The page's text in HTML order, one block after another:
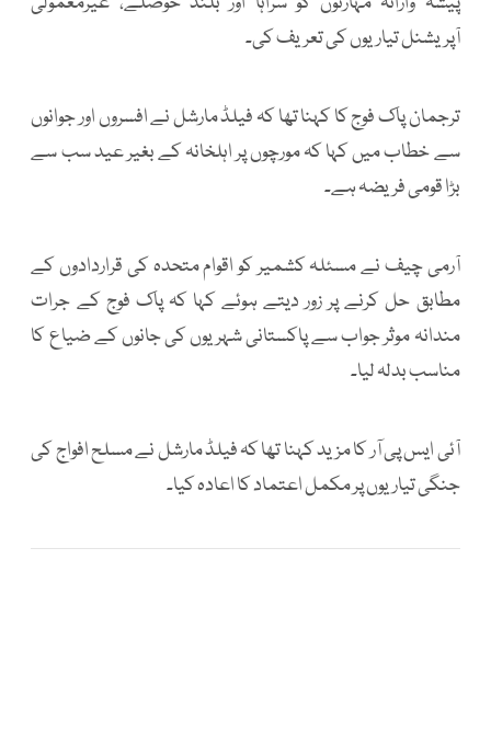
آپریشنل تیاریوں کی تعریف کی۔
ترجمان پاک فوج کا کہنا تھا کہ فیلڈ مارشل نے افسروں اور جوانوں
سے خطاب میں کہا کہ مورچوں پر اہلخانہ کے بغیر عید سب سے
بڑا قومی فریضہ ہے۔
آرمی چیف نے مسئلہ کشمیر کو اقوام متحدہ کی قراردادوں کے
مطابق حل کرنے پر زور دیتے ہوئے کہا کہ پاک فوج کے جرات
مندانہ موثر جواب سے پاکستانی شہریوں کی جانوں کے ضیاع کا
مناسب بدلہ لیا۔
آئی ایس پی آر کا مزید کہنا تھا کہ فیلڈ مارشل نے مسلح افواج کی
جنگی تیاریوں پر مکمل اعتماد کا اعادہ کیا۔